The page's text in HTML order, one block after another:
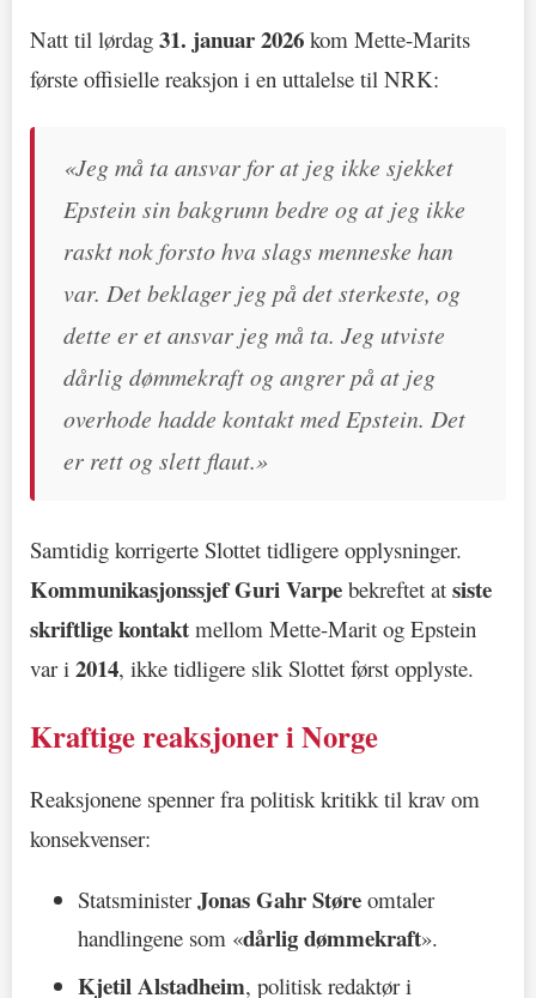
Natt til lørdag 31. januar 2026 kom Mette-Marits
første offisielle reaksjon i en uttalelse til NRK:
«Jeg må ta ansvar for at jeg ikke sjekket
Epstein sin bakgrunn bedre og at jeg ikke
raskt nok forsto hva slags menneske han
var. Det beklager jeg på det sterkeste, og
dette er et ansvar jeg må ta. Jeg utviste
dårlig dømmekraft og angrer på at jeg
overhode hadde kontakt med Epstein. Det
er rett og slett flaut.»
Samtidig korrigerte Slottet tidligere opplysninger.
Kommunikasjonssjef Guri Varpe bekreftet at siste
skriftlige kontakt mellom Mette-Marit og Epstein
var i 2014, ikke tidligere slik Slottet først opplyste.
Kraftige reaksjoner i Norge
Reaksjonene spenner fra politisk kritikk til krav om
konsekvenser:
StatsministerJonas Gahr Støre omtaler
handlingene som «dårlig dømmekraft».
Kjetil Alstadheim, politisk redaktør i